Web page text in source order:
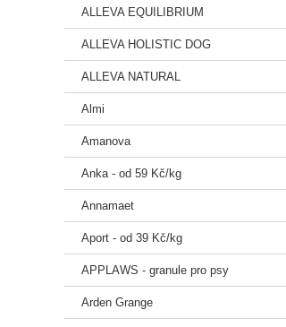
ALLEVA EQUILIBRIUM
ALLEVA HOLISTIC DOG
ALLEVA NATURAL
Almi
Amanova
Anka - od 59 Kč/kg
Annamaet
Aport - od 39 Kč/kg
APPLAWS - granule pro psy
Arden Grange